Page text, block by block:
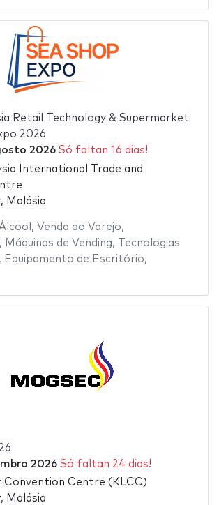
Retail Technology & Supermarket
2026
2026 Só faltan 16 dias!
International Trade and
Malásia
, Venda ao Varejo,
, Máquinas de Vending,
Tecnologias
, Equipamento de Escritório,
2026 Só faltan 24 dias!
Convention Centre (KLCC)
Malásia